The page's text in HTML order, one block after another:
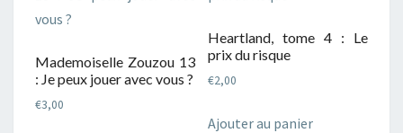
Mademoiselle Zouzou 13
: Je peux jouer avec vous ?
€3,00
Heartland, tome 4 : Le
prix du risque
€2,00
Ajouter au panier